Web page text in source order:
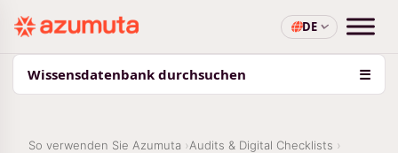
DE
Wissensdatenbank durchsuchen ☰
So verwenden Sie Azumuta
Audits & Digital Checklists